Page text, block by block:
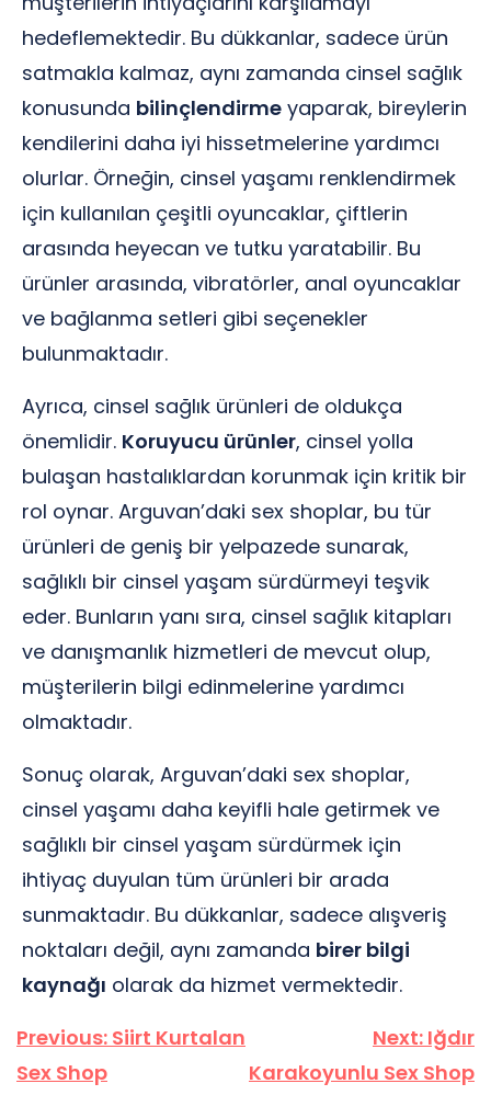
hedeflemektedir. Bu dükkanlar, sadece ürün
satmakla kalmaz, aynı zamanda cinsel sağlık
konusunda bilinçlendirme yaparak, bireylerin
kendilerini daha iyi hissetmelerine yardımcı
olurlar. Örneğin, cinsel yaşamı renklendirmek
için kullanılan çeşitli oyuncaklar, çiftlerin
arasında heyecan ve tutku yaratabilir. Bu
ürünler arasında, vibratörler, anal oyuncaklar
ve bağlanma setleri gibi seçenekler
bulunmaktadır.
Ayrıca, cinsel sağlık ürünleri de oldukça
önemlidir. Koruyucu ürünler, cinsel yolla
bulaşan hastalıklardan korunmak için kritik bir
rol oynar. Arguvan’daki sex shoplar, bu tür
ürünleri de geniş bir yelpazede sunarak,
sağlıklı bir cinsel yaşam sürdürmeyi teşvik
eder. Bunların yanı sıra, cinsel sağlık kitapları
ve danışmanlık hizmetleri de mevcut olup,
müşterilerin bilgi edinmelerine yardımcı
olmaktadır.
Sonuç olarak, Arguvan’daki sex shoplar,
cinsel yaşamı daha keyifli hale getirmek ve
sağlıklı bir cinsel yaşam sürdürmek için
ihtiyaç duyulan tüm ürünleri bir arada
sunmaktadır. Bu dükkanlar, sadece alışveriş
noktaları değil, aynı zamanda birer bilgi
kaynağı olarak da hizmet vermektedir.
Yazı
gezinmesi
Previous: Siirt Kurtalan
Sex Shop
Next: Iğdır
Karakoyunlu Sex Shop